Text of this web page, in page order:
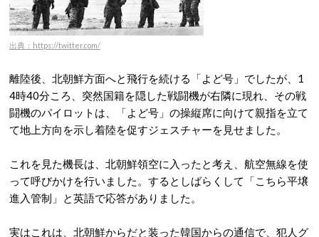
出典：https://twitter.com/
離陸後、北朝鮮方面へと飛行を続ける「よど号」でしたが、1
4時40分ころ、突然国籍を隠した戦闘機が右隣に現れ、その戦
闘機のパイロットは、「よど号」の操縦席に向けて親指を立て
て地上方向を示し着陸を促すジェスチャーを見せました。
これを見た機長は、北朝鮮領空に入ったと考え、航空無線を使
って呼びかけを行いました。するとしばらくして「こちら平壌
進入管制」と英語で応答がありました。
実はこれは、北朝鮮からだと装った韓国からの通信で、犯人グ